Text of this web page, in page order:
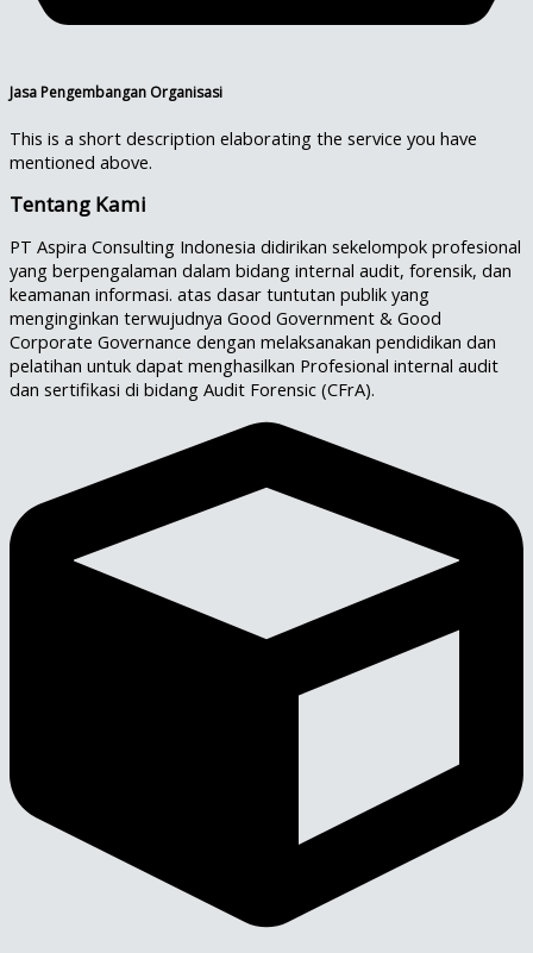
Jasa Pengembangan Organisasi
This is a short description elaborating the service you have
mentioned above.​
Tentang Kami
PT Aspira Consulting Indonesia didirikan sekelompok profesional
yang berpengalaman dalam bidang internal audit, forensik, dan
keamanan informasi. atas dasar tuntutan publik yang
menginginkan terwujudnya Good Government & Good
Corporate Governance dengan melaksanakan pendidikan dan
pelatihan untuk dapat menghasilkan Profesional internal audit
dan sertifikasi di bidang Audit Forensic (CFrA).